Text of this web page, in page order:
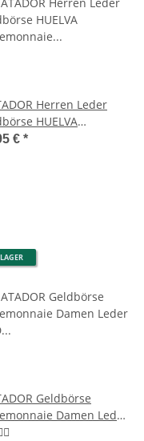
Herren Leder
HUELVA
RFID Schwarz
€ *
Geldbörse
Damen Leder
Hochformat Blumen